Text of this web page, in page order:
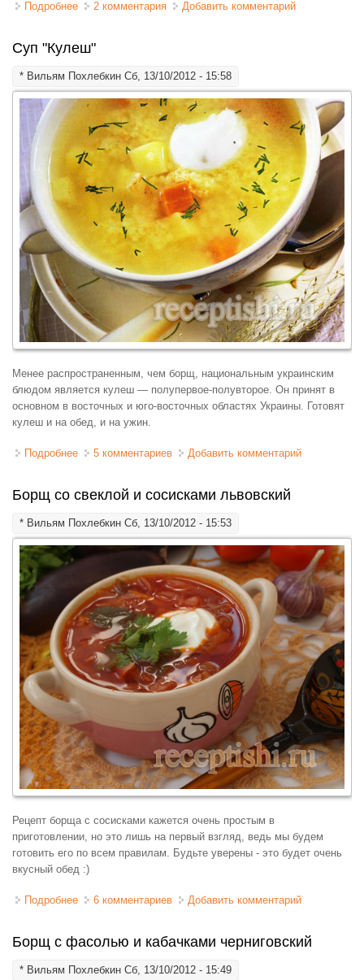
Подробнее о Свинина с картофелем и грибами в горшочках
2 комментария Добавить комментарий
Суп "Кулеш"
* Вильям Похлебкин Сб, 13/10/2012 - 15:58
Менее распространенным, чем борщ, национальным украинским
блюдом является кулеш — полупервое-полувторое. Он принят в
основном в восточных и юго-восточных областях Украины. Готовят
кулеш и на обед, и на ужин.
Подробнее о Суп "Кулеш"
5 комментариев Добавить комментарий
Борщ со свеклой и сосисками львовский
* Вильям Похлебкин Сб, 13/10/2012 - 15:53
Рецепт борща с сосисками кажется очень простым в
приготовлении, но это лишь на первый взгляд, ведь мы будем
готовить его по всем правилам. Будьте уверены - это будет очень
вкусный обед :)
Подробнее о Борщ со свеклой и сосисками львовский
6 комментариев Добавить комментарий
Борщ с фасолью и кабачками черниговский
* Вильям Похлебкин Сб, 13/10/2012 - 15:49